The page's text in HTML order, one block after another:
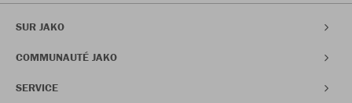
SUR JAKO
COMMUNAUTÉ JAKO
SERVICE